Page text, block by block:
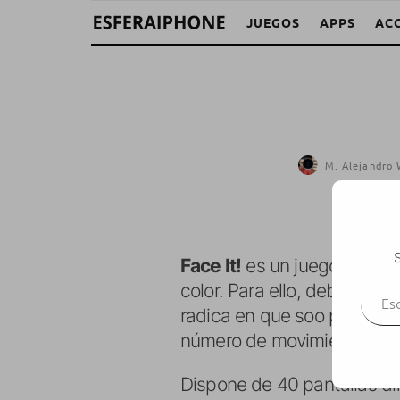
JUEGOS APPS
M. Alejandro
Face It! es un juego en el
color. Para ello,
radica en que soo
número de movimientos.
Dispone de 40 pantallas